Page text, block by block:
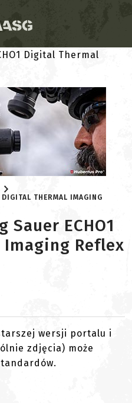
THERMAL IMAGING
ECHO1
Reflex
wersji portalu i
zdjęcia) może